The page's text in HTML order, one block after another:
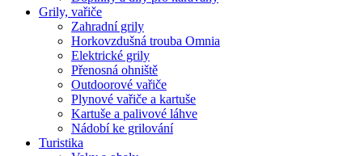
Grily, vařiče
Zahradní grily
Horkovzdušná trouba Omnia
Elektrické grily
Přenosná ohniště
Outdoorové vařiče
Plynové vařiče a kartuše
Kartuše a palivové láhve
Nádobí ke grilování
Turistika